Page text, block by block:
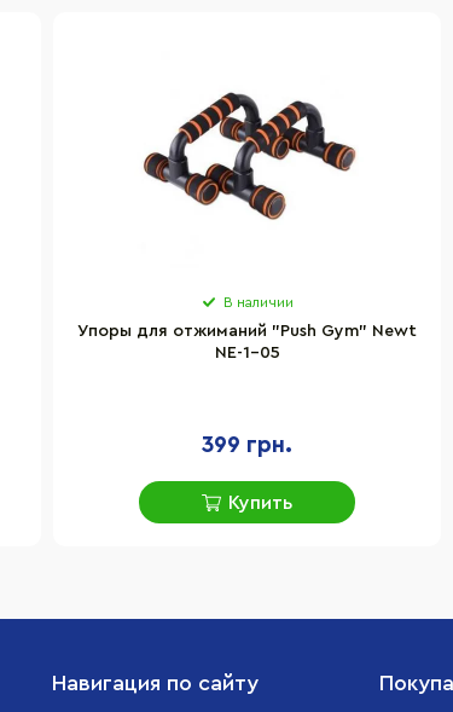
В наличии
Упоры для отжиманий "Push Gym" Newt
NE-1-05
399 грн.
Купить
Навигация по сайту